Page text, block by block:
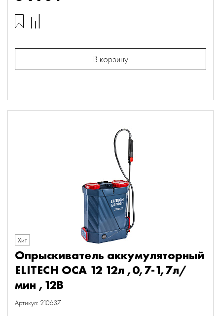
В корзину
Хит
Опрыскиватель аккумуляторный
ELITECH ОСА 12 12л ,0,7-1,7л/
мин ,12В
Артикул: 210637